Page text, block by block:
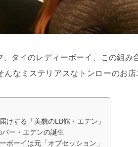
、タイのレディーボーイ、この組み
んなミステリアスなトンローのお
けする「美貌のLB館・エデン」
ー・エデンの誕生
ボーイは元「オブセッション」